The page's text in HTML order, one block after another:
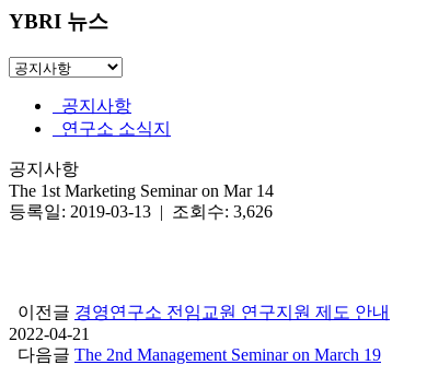
YBRI 뉴스
공지사항
연구소 소식지
공지사항
The 1st Marketing Seminar on Mar 14
등록일: 2019-03-13 | 조회수: 3,626
이전글 경영연구소 전임교원 연구지원 제도 안내
2022-04-21
다음글 The 2nd Management Seminar on March 19